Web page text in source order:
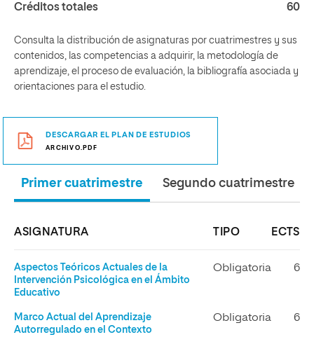
Créditos totales 60
Consulta la distribución de asignaturas por cuatrimestres y sus
contenidos, las competencias a adquirir, la metodología de
aprendizaje, el proceso de evaluación, la bibliografía asociada y
orientaciones para el estudio.
DESCARGAR EL PLAN DE ESTUDIOS
ARCHIVO.PDF
Primer cuatrimestre Segundo cuatrimestre
ASIGNATURA TIPO ECTS
Aspectos Teóricos Actuales de la
Intervención Psicológica en el Ámbito
Educativo
Obligatoria 6
Marco Actual del Aprendizaje
Autorregulado en el Contexto
Obligatoria 6